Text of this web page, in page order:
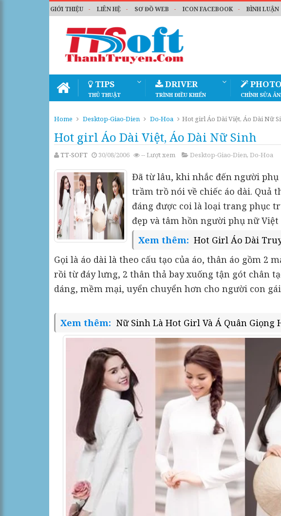
GIỚI THIỆU LIÊN HỆ SƠ ĐỒ WEB ICON FACEBOOK BÌNH LUẬN
TIPS
THỦ THUẬT
DRIVER
TRÌNH ĐIỀU KHIỂN CHỈNH SỬA
Home Desktop-Giao-Dien Do-Hoa Hot girl Áo Dài Việt, Áo Dài Nữ
Hot girl Áo Dài Việt, Áo Dài Nữ Sinh
TT-SOFT 30/08/2006 --Lượt xem Desktop-Giao-Dien, Do-Hoa
Đã từ lâu, khi nhắc đến người
trầm trồ nói về chiếc áo dài. Quả
đáng được coi là loại trang phục
đẹp và tâm hồn người phụ nữ Việt
Xem thêm: Hot Girl Áo Dài
Gọi là áo dài là theo cấu tạo của áo, thân áo gồm 2
rồi từ đáy lưng, 2 thân thả bay xuống tận gót chân
dáng, mềm mại, uyển chuyển hơn cho người con
Xem thêm: Nữ Sinh Là Hot Girl Và Á Quân Giọng